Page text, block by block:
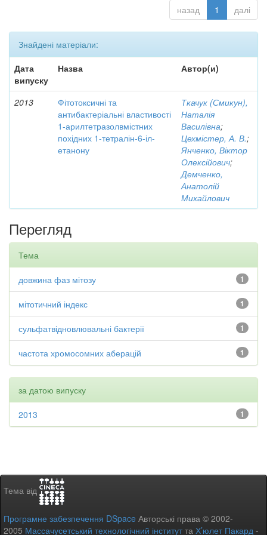
назад 1 далі
Знайдені матеріали:
Дата
випуску
Назва Автор(и)
2013
Фітотоксичні та
антибактеріальні властивості
1-арилтетразолвмістних
похідних 1-тетралін-6-іл-
етанону
Ткачук (Смикун),
Наталія
Василівна;
Цехмістер, А. В.;
Янченко, Віктор
Олексійович;
Демченко,
Анатолій
Михайлович
Перегляд
Тема
1
довжина фаз мітозу
1
мітотичний індекс
1
сульфатвідновлювальні бактерії
1
частота хромосомних аберацій
за датою випуску
1
2013
Тема від
Програмне забезпечення DSpace Авторські права © 2002-
2005 Массачусетський технологічний інститутта Х’юлет Пакард -